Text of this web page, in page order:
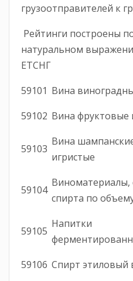
грузоотправителей к
Рейтинги построены
натуральном
ЕТСНГ
59101 Вина
59102 Вина
59103
Вина
59104
Виноматериалы,
спирта по
59105
Напитки
59106 Спирт этиловый